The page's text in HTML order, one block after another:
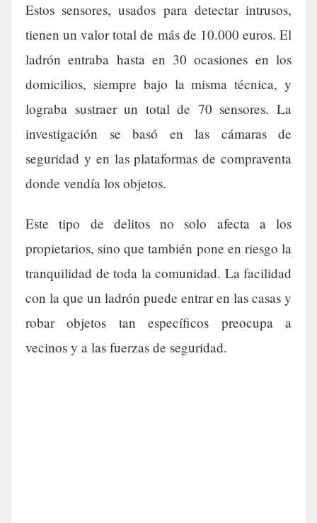
Estos sensores, usados para detectar intrusos,
tienen un valor total de más de 10.000 euros. El
ladrón entraba hasta en 30 ocasiones en los
domicilios, siempre bajo la misma técnica, y
lograba sustraer un total de 70 sensores. La
investigación se basó en las cámaras de
seguridad y en las plataformas de compraventa
donde vendía los objetos.
Este tipo de delitos no solo afecta a los
propietarios, sino que también pone en riesgo la
tranquilidad de toda la comunidad. La facilidad
con la que un ladrón puede entrar en las casas y
robar objetos tan específicos preocupa a
vecinos y a las fuerzas de seguridad.